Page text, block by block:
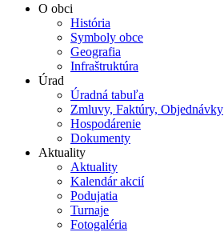
O obci
História
Symboly obce
Geografia
Infraštruktúra
Úrad
Úradná tabuľa
Zmluvy, Faktúry, Objednávky
Hospodárenie
Dokumenty
Aktuality
Aktuality
Kalendár akcií
Podujatia
Turnaje
Fotogaléria